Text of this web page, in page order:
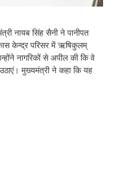
नायब सिंह सैनी ने पानीपत
केन्द्र परिसर में ऋषिकुलम्
नागरिकों से अपील की कि वे
मुख्यमंत्री ने कहा कि यह